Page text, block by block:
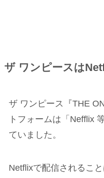
ザ ワンピースは
ザ ワンピース『THE
トフォームは「Nefflix
ていました。
Netflixで配信されること